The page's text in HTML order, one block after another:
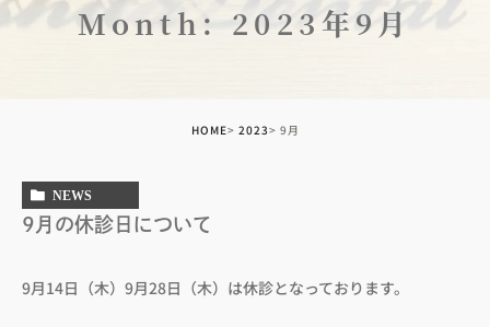
Month: 2023年9月
HOME 2023 9月
NEWS
9月の休診日について
9月14日（木）9月28日（木）は休診となっております。